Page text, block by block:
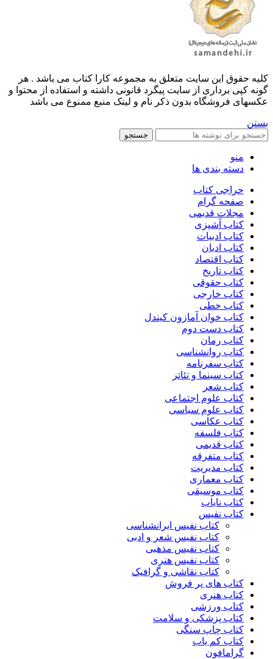
کليه حقوق اين سايت متعلق به مجموعه کارا کتاب می باشد . هر
گونه کپی برداری از سایت پیگرد قانونی داشته و استفاده از محتوا و
عکسهای فروشگاه بدون ذکر نام و لینک منبع ممنوع می باشد
بستن
جستجو
منو
دسته بندی ها
حراجی کتاب
صفحه گرام
مجلات قدیمی
کتاب آشپزی
کتاب ادبیات
کتاب ادیان
کتاب اقتصاد
کتاب تاریخ
کتاب حقوقی
کتاب خارجی
کتاب خطی
کتاب خوان آمازون کیندل
کتاب دست دوم
کتاب رمان
کتاب روانشناسی
کتاب سفرنامه
کتاب سینما و تئاتر
کتاب شعر
کتاب علوم اجتماعی
کتاب علوم سیاسی
کتاب عکاسی
کتاب فلسفه
کتاب قدیمی
کتاب متفرقه
کتاب مدیریت
کتاب معماری
کتاب موسیقی
کتاب نایاب
کتاب نفیس
کتاب نفیس ایرانشناسی
کتاب نفیس شعر و ادبی
کتاب نفیس مذهبی
کتاب نفیس هنری
کتاب نقاشی و گرافیک
کتاب های پر فروش
کتاب هنری
کتاب ورزشی
کتاب پزشکی و سلامت
کتاب چاپ سنگی
کتاب کم یاب
گرامافون